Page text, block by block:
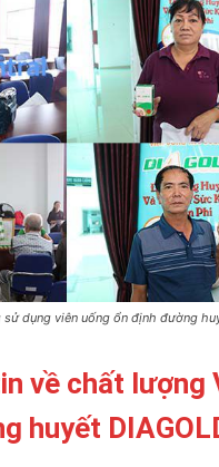
sử dụng viên uống ổn định đường
về chất lượng
huyết